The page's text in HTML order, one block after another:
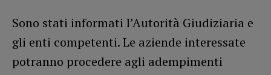
Sono stati informati l’Autorità Giudiziaria e
gli enti competenti. Le aziende interessate
potranno procedere agli adempimenti